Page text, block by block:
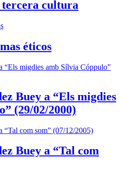
cultura
éticos
Buey a “Els migdies
(29/02/2000)
Buey a “Tal com